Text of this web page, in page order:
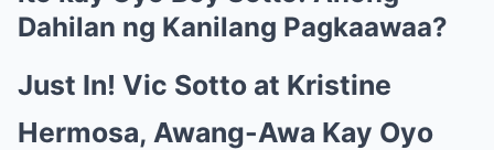
Dahilan ng Kanilang Pagkaawaa?
Just In! Vic Sotto at Kristine
Hermosa, Awang-Awa Kay Oyo